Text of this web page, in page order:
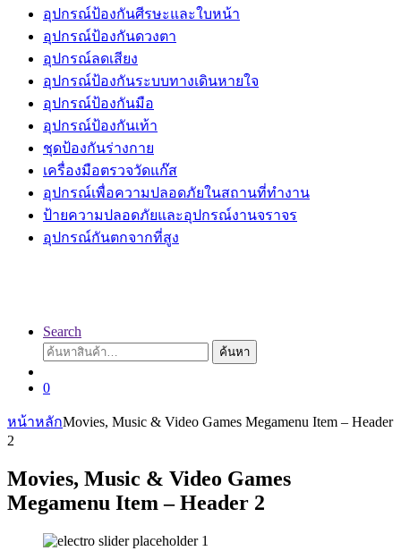
อุปกรณ์ป้องกันศีรษะและใบหน้า
อุปกรณ์ป้องกันดวงตา
อุปกรณ์ลดเสียง
อุปกรณ์ป้องกันระบบทางเดินหายใจ
อุปกรณ์ป้องกันมือ
อุปกรณ์ป้องกันเท้า
ชุดป้องกันร่างกาย
เครื่องมือตรวจวัดแก๊ส
อุปกรณ์เพื่อความปลอดภัยในสถานที่ทำงาน
ป้ายความปลอดภัยและอุปกรณ์งานจราจร
อุปกรณ์กันตกจากที่สูง
Search
ค้นหา:
ค้นหา
0
หน้าหลักMovies, Music & Video Games Megamenu Item – Header
2
Movies, Music & Video Games
Megamenu Item – Header 2